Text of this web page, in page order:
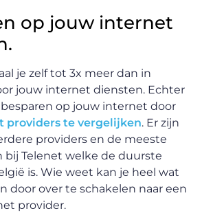
op jouw internet
je zelf tot 3x meer dan in
jouw internet diensten. Echter
op jouw internet door
providers te vergelijken. Er zijn
providers en de meeste
bij Telenet welke de duurste
is. Wie weet kan je heel wat
door over te schakelen naar een
provider.